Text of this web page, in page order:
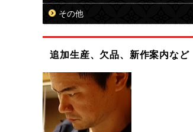
その他
追加生産、欠品、新作案内など